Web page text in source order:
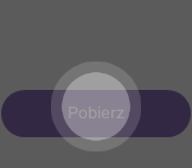
Pobierz